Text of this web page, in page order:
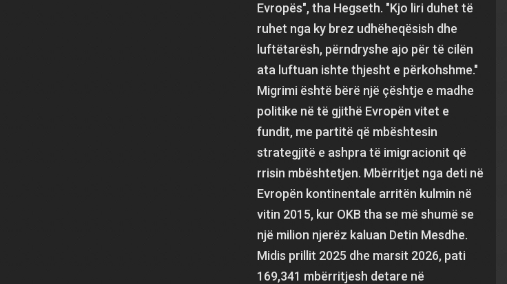
Evropës", tha Hegseth. "Kjo liri duhet të
ruhet nga ky brez udhëheqësish dhe
luftëtarësh, përndryshe ajo për të cilën
ata luftuan ishte thjesht e përkohshme."
Migrimi është bërë një çështje e madhe
politike në të gjithë Evropën vitet e
fundit, me partitë që mbështesin
strategjitë e ashpra të imigracionit që
rrisin mbështetjen. Mbërritjet nga deti në
Evropën kontinentale arritën kulmin në
vitin 2015, kur OKB tha se më shumë se
një milion njerëz kaluan Detin Mesdhe.
Midis prillit 2025 dhe marsit 2026, pati
169,341 mbërritjesh detare në